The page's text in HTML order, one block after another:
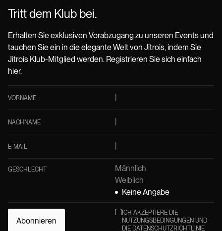
Tritt dem Klub bei.
Erhalten Sie exklusiven Vorabzugang zu unseren Events und
tauchen Sie ein in die elegante Welt von Jitrois, indem Sie
Jitrois Klub-Mitglied werden. Registrieren Sie sich einfach
hier.
VORNAME
NACHNAME
E-MAIL
GESCHLECHT
Männlich
Weiblich
Keine Angabe
Abonnieren
ICH AKZEPTIERE DIE
NUTZUNGSBEDINGUNGEN UND
DIE DATENSCHUTZRICHTLINIE